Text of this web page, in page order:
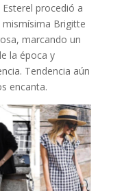
procedió a
mismísima Brigitte
marcando un
la época y
Tendencia aún
encanta.